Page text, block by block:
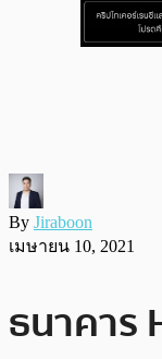
By Jiraboon
เมษายน 10, 2021
ธนาคาร